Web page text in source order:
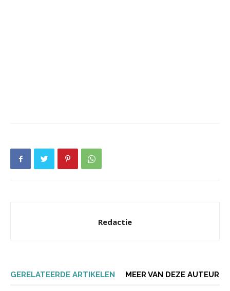
Redactie
GERELATEERDE ARTIKELEN MEER VAN DEZE AUTEUR